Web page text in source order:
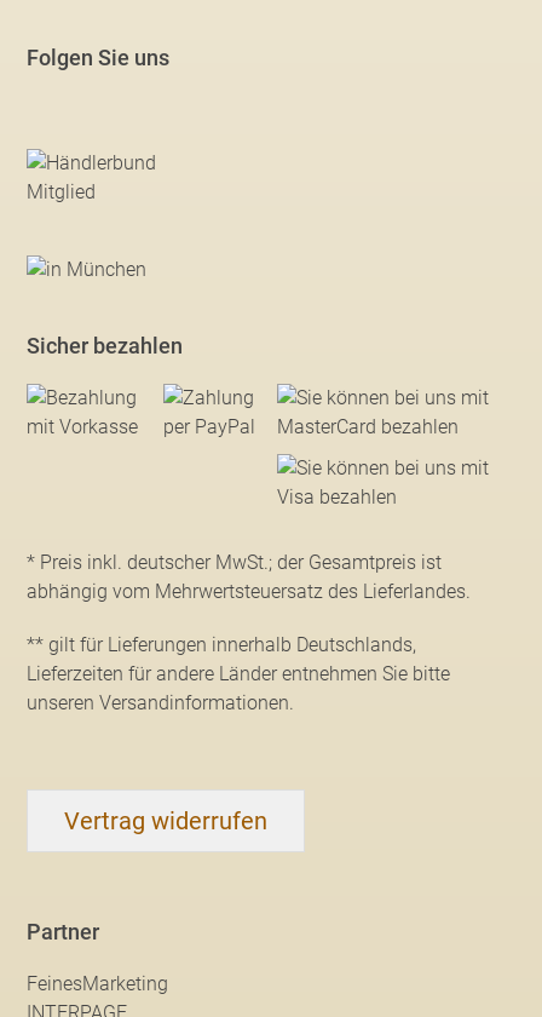
Folgen Sie uns
Sicher bezahlen
* Preis inkl. deutscher MwSt.; der Gesamtpreis ist
abhängig vom Mehrwertsteuersatz des Lieferlandes.
** gilt für Lieferungen innerhalb Deutschlands,
Lieferzeiten für andere Länder entnehmen Sie bitte
unseren Versandinformationen.
Vertrag widerrufen
Partner
FeinesMarketing